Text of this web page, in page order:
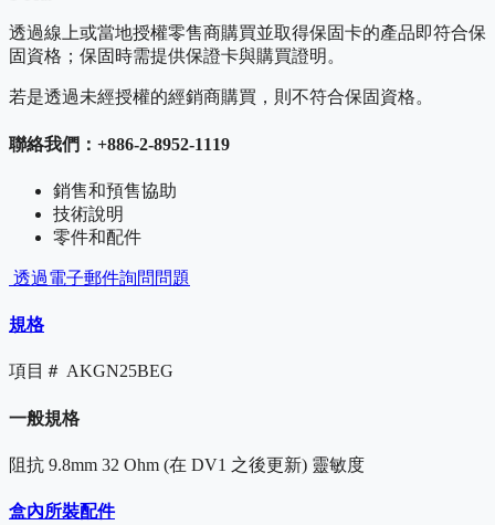
透過線上或當地授權零售商購買並取得保固卡的產品即符合保
固資格；保固時需提供保證卡與購買證明。
若是透過未經授權的經銷商購買，則不符合保固資格。
聯絡我們：+886-2-8952-1119
銷售和預售協助
技術說明
零件和配件
透過電子郵件詢問問題
規格
項目＃ AKGN25BEG
一般規格
阻抗 9.8mm 32 Ohm (在 DV1 之後更新) 靈敏度
盒內所裝配件